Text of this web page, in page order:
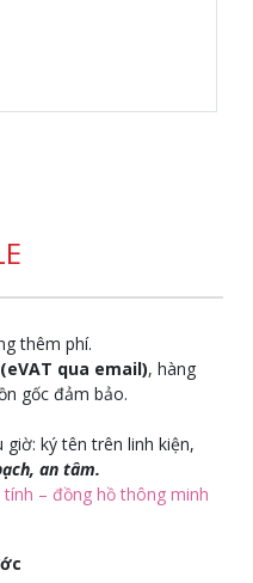
thêm phí.
qua email), hàng
gốc đảm bảo.
ký tên trên linh kiện,
an tâm.
– đồng hồ thông minh